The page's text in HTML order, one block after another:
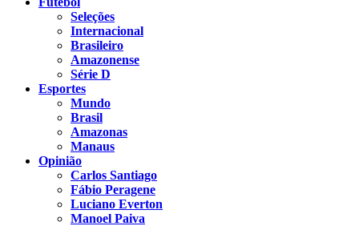
Seleções
Internacional
Brasileiro
Amazonense
Série D
Esportes
Mundo
Brasil
Amazonas
Manaus
Opinião
Carlos Santiago
Fábio Peragene
Luciano Everton
Manoel Paiva